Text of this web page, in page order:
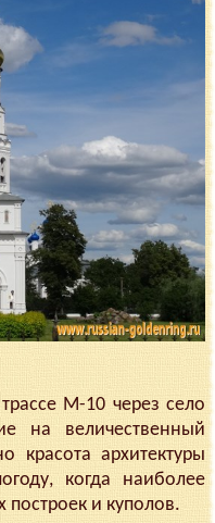
М-10 через село
на величественный
красота архитектуры
когда наиболее
построек и куполов.